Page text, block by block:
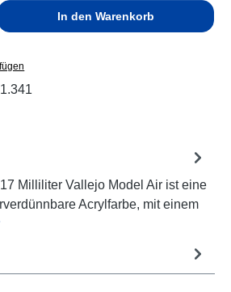
Gib den gewünschten
In den Warenkorb
Milliliter Vallejo Model Air ist eine
Acrylfarbe, mit einem